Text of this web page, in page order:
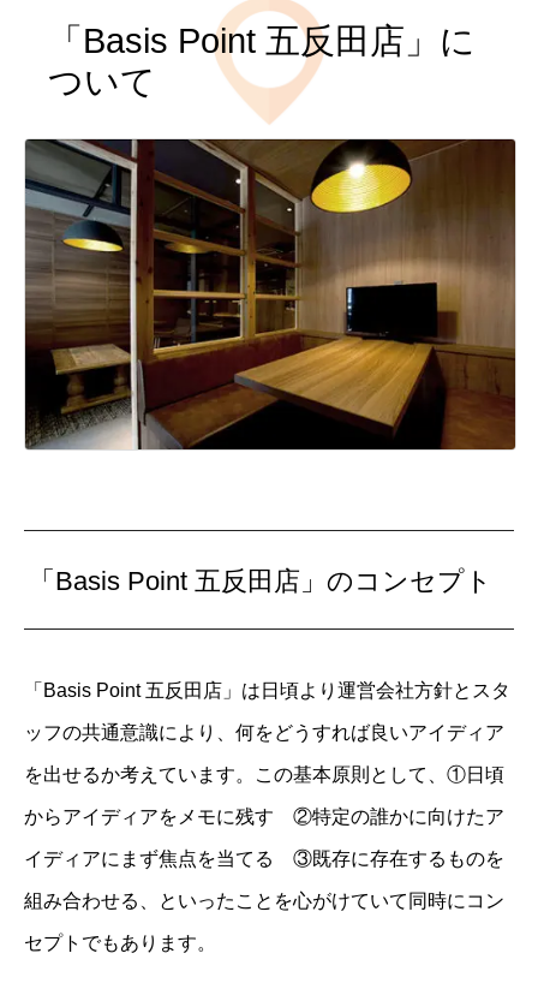
「Basis Point 五反田店」に
ついて
「Basis Point 五反田店」のコンセプト
「Basis Point 五反田店」は日頃より運営会社方針とスタ
ッフの共通意識により、何をどうすれば良いアイディア
を出せるか考えています。この基本原則として、①日頃
からアイディアをメモに残す ②特定の誰かに向けたア
イディアにまず焦点を当てる ③既存に存在するものを
組み合わせる、といったことを心がけていて同時にコン
セプトでもあります。